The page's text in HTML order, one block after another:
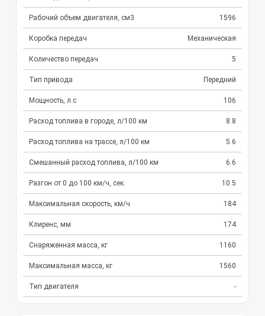
Рабочий объем двигателя, см3 1596
Коробка передач Механическая
Количество передач 5
Тип привода Передний
Мощность, л.с 106
Расход топлива в городе, л/100 км 8.8
Расход топлива на трассе, л/100 км 5.6
Смешанный расход топлива, л/100 км 6.6
Разгон от 0 до 100 км/ч, сек. 10.5
Максимальная скорость, км/ч 184
Клиренс, мм 174
Снаряженная масса, кг 1160
Максимальная масса, кг 1560
Тип двигателя -